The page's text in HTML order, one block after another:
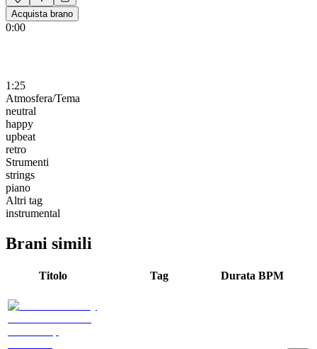
Acquista brano
0:00
1:25
Atmosfera/Tema
neutral
happy
upbeat
retro
Strumenti
strings
piano
Altri tag
instrumental
Brani simili
Titolo Tag Durata BPM